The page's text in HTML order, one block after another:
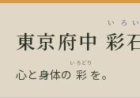
東京府中 彩
いろ
心と身体の 彩
いろどり
を。